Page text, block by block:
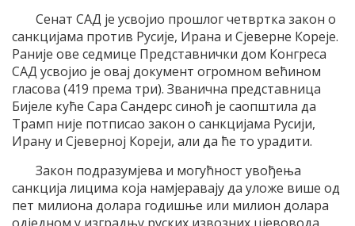
Сенат САД је усвојио прошлог четвртка закон о
санкцијама против Русије, Ирана и Сјеверне Кореје.
Раније ове седмице Представнички дом Конгреса
САД усвојио је овај документ огромном већином
гласова (419 према три). Званична представница
Бијеле куће Сара Сандерс синоћ је саопштила да
Трамп није потписао закон о санкцијама Русији,
Ирану и Сјеверној Кореји, али да ће то урадити.
Закон подразумјева и могућност увођења
санкција лицима која намјеравају да уложе више од
пет милиона долара годишње или милион долара